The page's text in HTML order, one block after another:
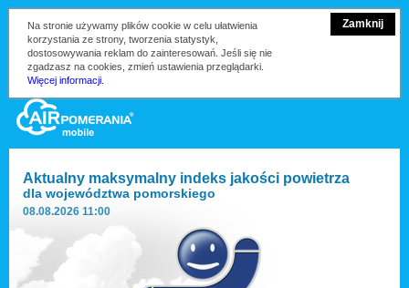
Zamknij
Na stronie używamy plików cookie w celu ułatwienia
korzystania ze strony, tworzenia statystyk,
dostosowywania reklam do zainteresowań. Jeśli się nie
zgadzasz na cookies, zmień ustawienia przeglądarki.
Więcej informacji.
Aktualny maksymalny indeks jakości powietrza
dla województwa pomorskiego
08.08.2026 11:00